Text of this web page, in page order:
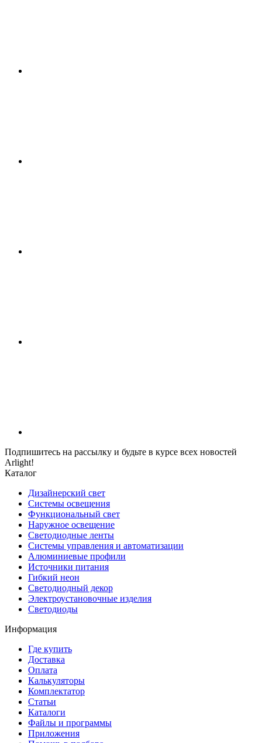
Подпишитесь на рассылку и будьте в курсе всех новостей
Arlight!
Каталог
Дизайнерский свет
Системы освещения
Функциональный свет
Наружное освещение
Светодиодные ленты
Системы управления и автоматизации
Алюминиевые профили
Источники питания
Гибкий неон
Светодиодный декор
Электроустановочные изделия
Светодиоды
Информация
Где купить
Доставка
Оплата
Калькуляторы
Комплектатор
Статьи
Каталоги
Файлы и программы
Приложения